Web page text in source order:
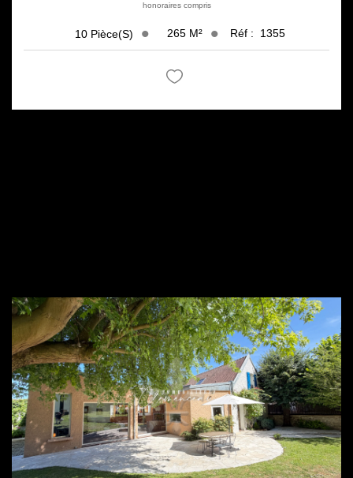
honoraires compris
10 Pièce(s) 265 M² Réf : 1355